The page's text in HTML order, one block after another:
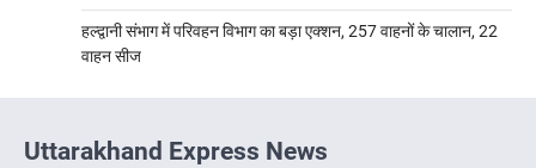
हल्द्वानी संभाग में परिवहन विभाग का बड़ा एक्शन, 257 वाहनों के चालान, 22
वाहन सीज
Uttarakhand Express News